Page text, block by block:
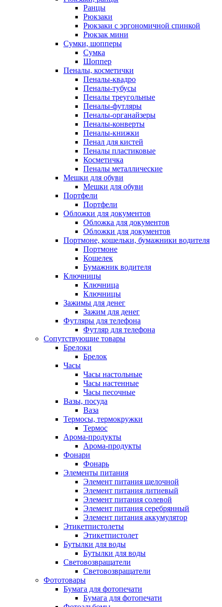
Ранцы
Рюкзаки
Рюкзаки с эргономичной спинкой
Рюкзак мини
Сумки, шопперы
Сумка
Шоппер
Пеналы, косметички
Пеналы-квадро
Пеналы-тубусы
Пеналы треугольные
Пеналы-футляры
Пеналы-органайзеры
Пеналы-конверты
Пеналы-книжки
Пенал для кистей
Пеналы пластиковые
Косметичка
Пеналы металлические
Мешки для обуви
Мешки для обуви
Портфели
Портфели
Обложки для документов
Обложка для документов
Обложки для документов
Портмоне, кошельки, бумажники водителя
Портмоне
Кошелек
Бумажник водителя
Ключницы
Ключница
Ключницы
Зажимы для денег
Зажим для денег
Футляры для телефона
Футляр для телефона
Сопутствующие товары
Брелоки
Брелок
Часы
Часы настольные
Часы настенные
Часы песочные
Вазы, посуда
Ваза
Термосы, термокружки
Термос
Арома-продукты
Арома-продукты
Фонари
Фонарь
Элементы питания
Элемент питания щелочной
Элемент питания литиевый
Элемент питания солевой
Элемент питания серебрянный
Элемент питания аккумулятор
Этикетпистолеты
Этикетпистолет
Бутылки для воды
Бутылки для воды
Световозвращатели
Световозвращатели
Фототовары
Бумага для фотопечати
Бумага для фотопечати